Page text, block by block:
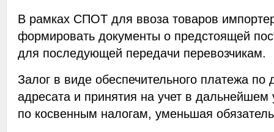
В рамках СПОТ для ввоза товаров
формировать документы о предстоящей
для последующей передачи перевозчикам.
Залог в виде обеспечительного платежа по
адресата и принятия на учет в дальнейшем
по косвенным налогам, уменьшая